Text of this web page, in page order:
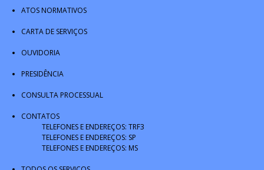
ATOS NORMATIVOS
CARTA DE SERVIÇOS
OUVIDORIA
PRESIDÊNCIA
CONSULTA PROCESSUAL
CONTATOS
TELEFONES E ENDEREÇOS: TRF3
TELEFONES E ENDEREÇOS: SP
TELEFONES E ENDEREÇOS: MS